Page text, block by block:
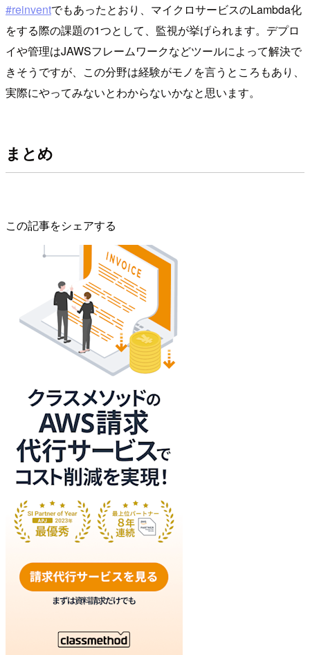
#reinventでもあったとおり、マイクロサービスのLambda化
をする際の課題の1つとして、監視が挙げられます。デプロ
イや管理はJAWSフレームワークなどツールによって解決で
きそうですが、この分野は経験がモノを言うところもあり、
実際にやってみないとわからないかなと思います。
まとめ
この記事をシェアする